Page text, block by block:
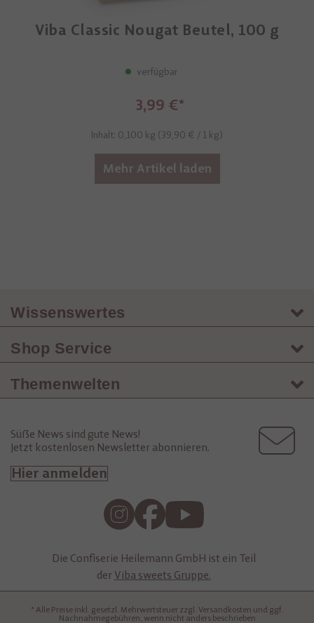
Viba Classic Nougat Beutel, 100 g
verfügbar
3,99 €
Inhalt: 0,100 kg (39,90 € / 1 kg)
Mehr Artikel laden
Wissenswertes
Shop Service
Themenwelten
Süße News sind gute News!
Jetzt kostenlosen Newsletter abonnieren.
Hier anmelden
Die Confiserie Heilemann GmbH ist ein Teil
der Viba sweets Gruppe.
* Alle Preise inkl. gesetzl. Mehrwertsteuer zzgl. Versandkosten und ggf.
Nachnahmegebühren, wenn nicht anders beschrieben